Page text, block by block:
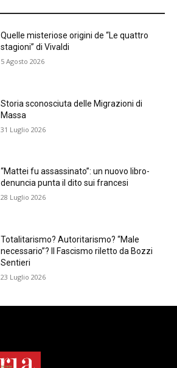
Quelle misteriose origini de “Le quattro
stagioni” di Vivaldi
5 Agosto 2026
Storia sconosciuta delle Migrazioni di
Massa
31 Luglio 2026
“Mattei fu assassinato”: un nuovo libro-
denuncia punta il dito sui francesi
28 Luglio 2026
Totalitarismo? Autoritarismo? “Male
necessario”? Il Fascismo riletto da Bozzi
Sentieri
23 Luglio 2026